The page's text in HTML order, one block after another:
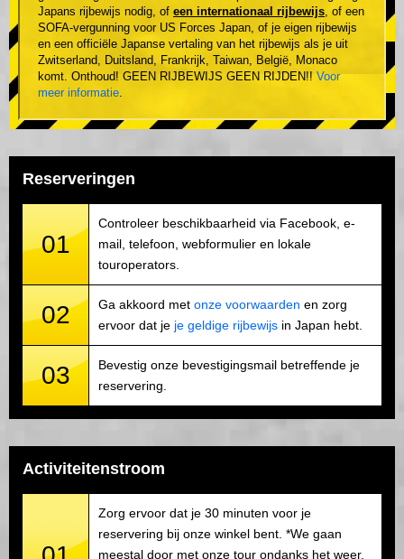
Japans rijbewijs nodig, of een internationaal rijbewijs, of een
SOFA-vergunning voor US Forces Japan, of je eigen rijbewijs
en een officiële Japanse vertaling van het rijbewijs als je uit
Zwitserland, Duitsland, Frankrijk, Taiwan, België, Monaco
komt. Onthoud! GEEN RIJBEWIJS GEEN RIJDEN!! Voor
meer informatie.
Reserveringen
01
Controleer beschikbaarheid via Facebook, e-
mail, telefoon, webformulier en lokale
touroperators.
02 Ga akkoord met onze voorwaarden en zorg
ervoor dat je je geldige rijbewijs in Japan hebt.
03
Bevestig onze bevestigingsmail betreffende je
reservering.
Activiteitenstroom
Zorg ervoor dat je 30 minuten voor je
reservering bij onze winkel bent. *We gaan
meestal door met onze tour ondanks het weer.